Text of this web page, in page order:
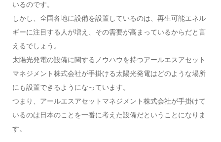
いるのです。
しかし、全国各地に設備を設置しているのは、再生可能エネル
ギーに注目する人が増え、その需要が高まっているからだと言
えるでしょう。
太陽光発電の設備に関するノウハウを持つアールエスアセット
マネジメント株式会社が手掛ける太陽光発電はどのような場所
にも設置できるようになっています。
つまり、アールエスアセットマネジメント株式会社が手掛けて
いるのは日本のことを一番に考えた設備だということになりま
す。